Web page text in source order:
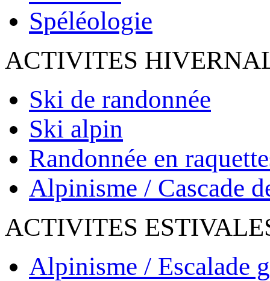
Spéléologie
ACTIVITES
Ski de randonnée
Ski alpin
Randonnée en
Alpinisme / Cascade
ACTIVITES
Alpinisme / Escalade